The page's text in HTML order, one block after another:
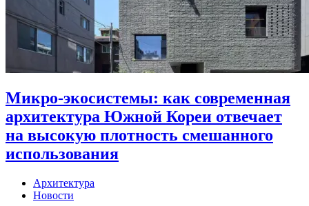
Микро-экосистемы: как современная
архитектура Южной Кореи отвечает
на высокую плотность смешанного
использования
Архитектура
Новости